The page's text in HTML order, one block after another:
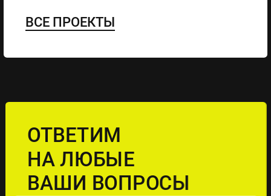
ВСЕ ПРОЕКТЫ
ОТВЕТИМ
НА ЛЮБЫЕ
ВАШИ ВОПРОСЫ